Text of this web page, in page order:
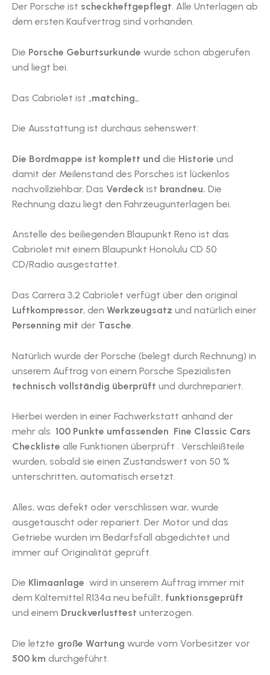
Der Porsche ist scheckheftgepflegt. Alle Unterlagen ab
dem ersten Kaufvertrag sind vorhanden.
Die Porsche Geburtsurkunde wurde schon abgerufen
und liegt bei.
Das Cabriolet ist „matching„.
Die Ausstattung ist durchaus sehenswert:
Die Bordmappe ist komplett und die Historie und
damit der Meilenstand des Porsches ist lückenlos
nachvollziehbar. Das Verdeck ist brandneu. Die
Rechnung dazu liegt den Fahrzeugunterlagen bei.
Anstelle des beiliegenden Blaupunkt Reno ist das
Cabriolet mit einem Blaupunkt Honolulu CD 50
CD/Radio ausgestattet.
Das Carrera 3,2 Cabriolet verfügt über den original
Luftkompressor, den Werkzeugsatz und natürlich einer
Persenning mit der Tasche.
Natürlich wurde der Porsche (belegt durch Rechnung) in
unserem Auftrag von einem Porsche Spezialisten
technisch vollständig überprüft und durchrepariert.
Hierbei werden in einer Fachwerkstatt anhand der
mehr als 100 Punkte umfassenden Fine Classic Cars
Checkliste alle Funktionen überprüft . Verschleißteile
wurden, sobald sie einen Zustandswert von 50 %
unterschritten, automatisch ersetzt.
Alles, was defekt oder verschlissen war, wurde
ausgetauscht oder repariert. Der Motor und das
Getriebe wurden im Bedarfsfall abgedichtet und
immer auf Originalität geprüft.
Die Klimaanlage wird in unserem Auftrag immer mit
dem Kältemittel R134a neu befüllt, funktionsgeprüft
und einem Druckverlusttest unterzogen.
Die letzte große Wartung wurde vom Vorbesitzer vor
500 km durchgeführt.